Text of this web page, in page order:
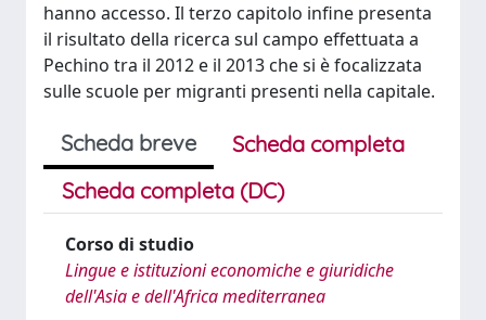
hanno accesso. Il terzo capitolo infine presenta
il risultato della ricerca sul campo effettuata a
Pechino tra il 2012 e il 2013 che si è focalizzata
sulle scuole per migranti presenti nella capitale.
Scheda breve
Scheda completa
Scheda completa (DC)
Corso di studio
Lingue e istituzioni economiche e giuridiche
dell'Asia e dell'Africa mediterranea